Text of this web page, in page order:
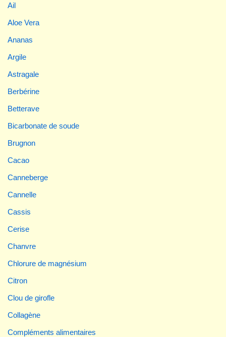
Ail
Aloe Vera
Ananas
Argile
Astragale
Berbérine
Betterave
Bicarbonate de soude
Brugnon
Cacao
Canneberge
Cannelle
Cassis
Cerise
Chanvre
Chlorure de magnésium
Citron
Clou de girofle
Collagène
Compléments alimentaires